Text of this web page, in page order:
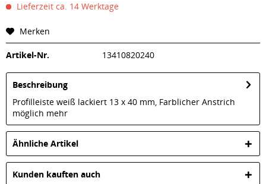
Lieferzeit ca. 14 Werktage
Merken
Artikel-Nr. 13410820240
Beschreibung
Profilleiste weiß lackiert 13 x 40 mm, Farblicher Anstrich
möglich mehr
Ähnliche Artikel
Kunden kauften auch